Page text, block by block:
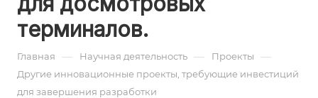
терминалов.
Главная — Научная деятельность — Проекты —
Другие инновационные проекты, требующие инвестиций
для завершения разработки